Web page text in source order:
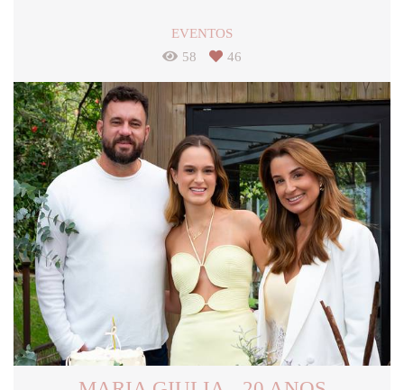
EVENTOS
58
46